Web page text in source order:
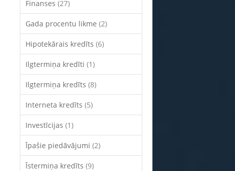
Finanses (27)
Gada procentu likme (2)
Hipotekārais kredīts (6)
Ilgtermiņa kredīti (1)
Ilgtermiņa kredīts (8)
Interneta kredīts (5)
Investīcijas (1)
Īpašie piedāvājumi (2)
Īstermiņa kredīts (9)